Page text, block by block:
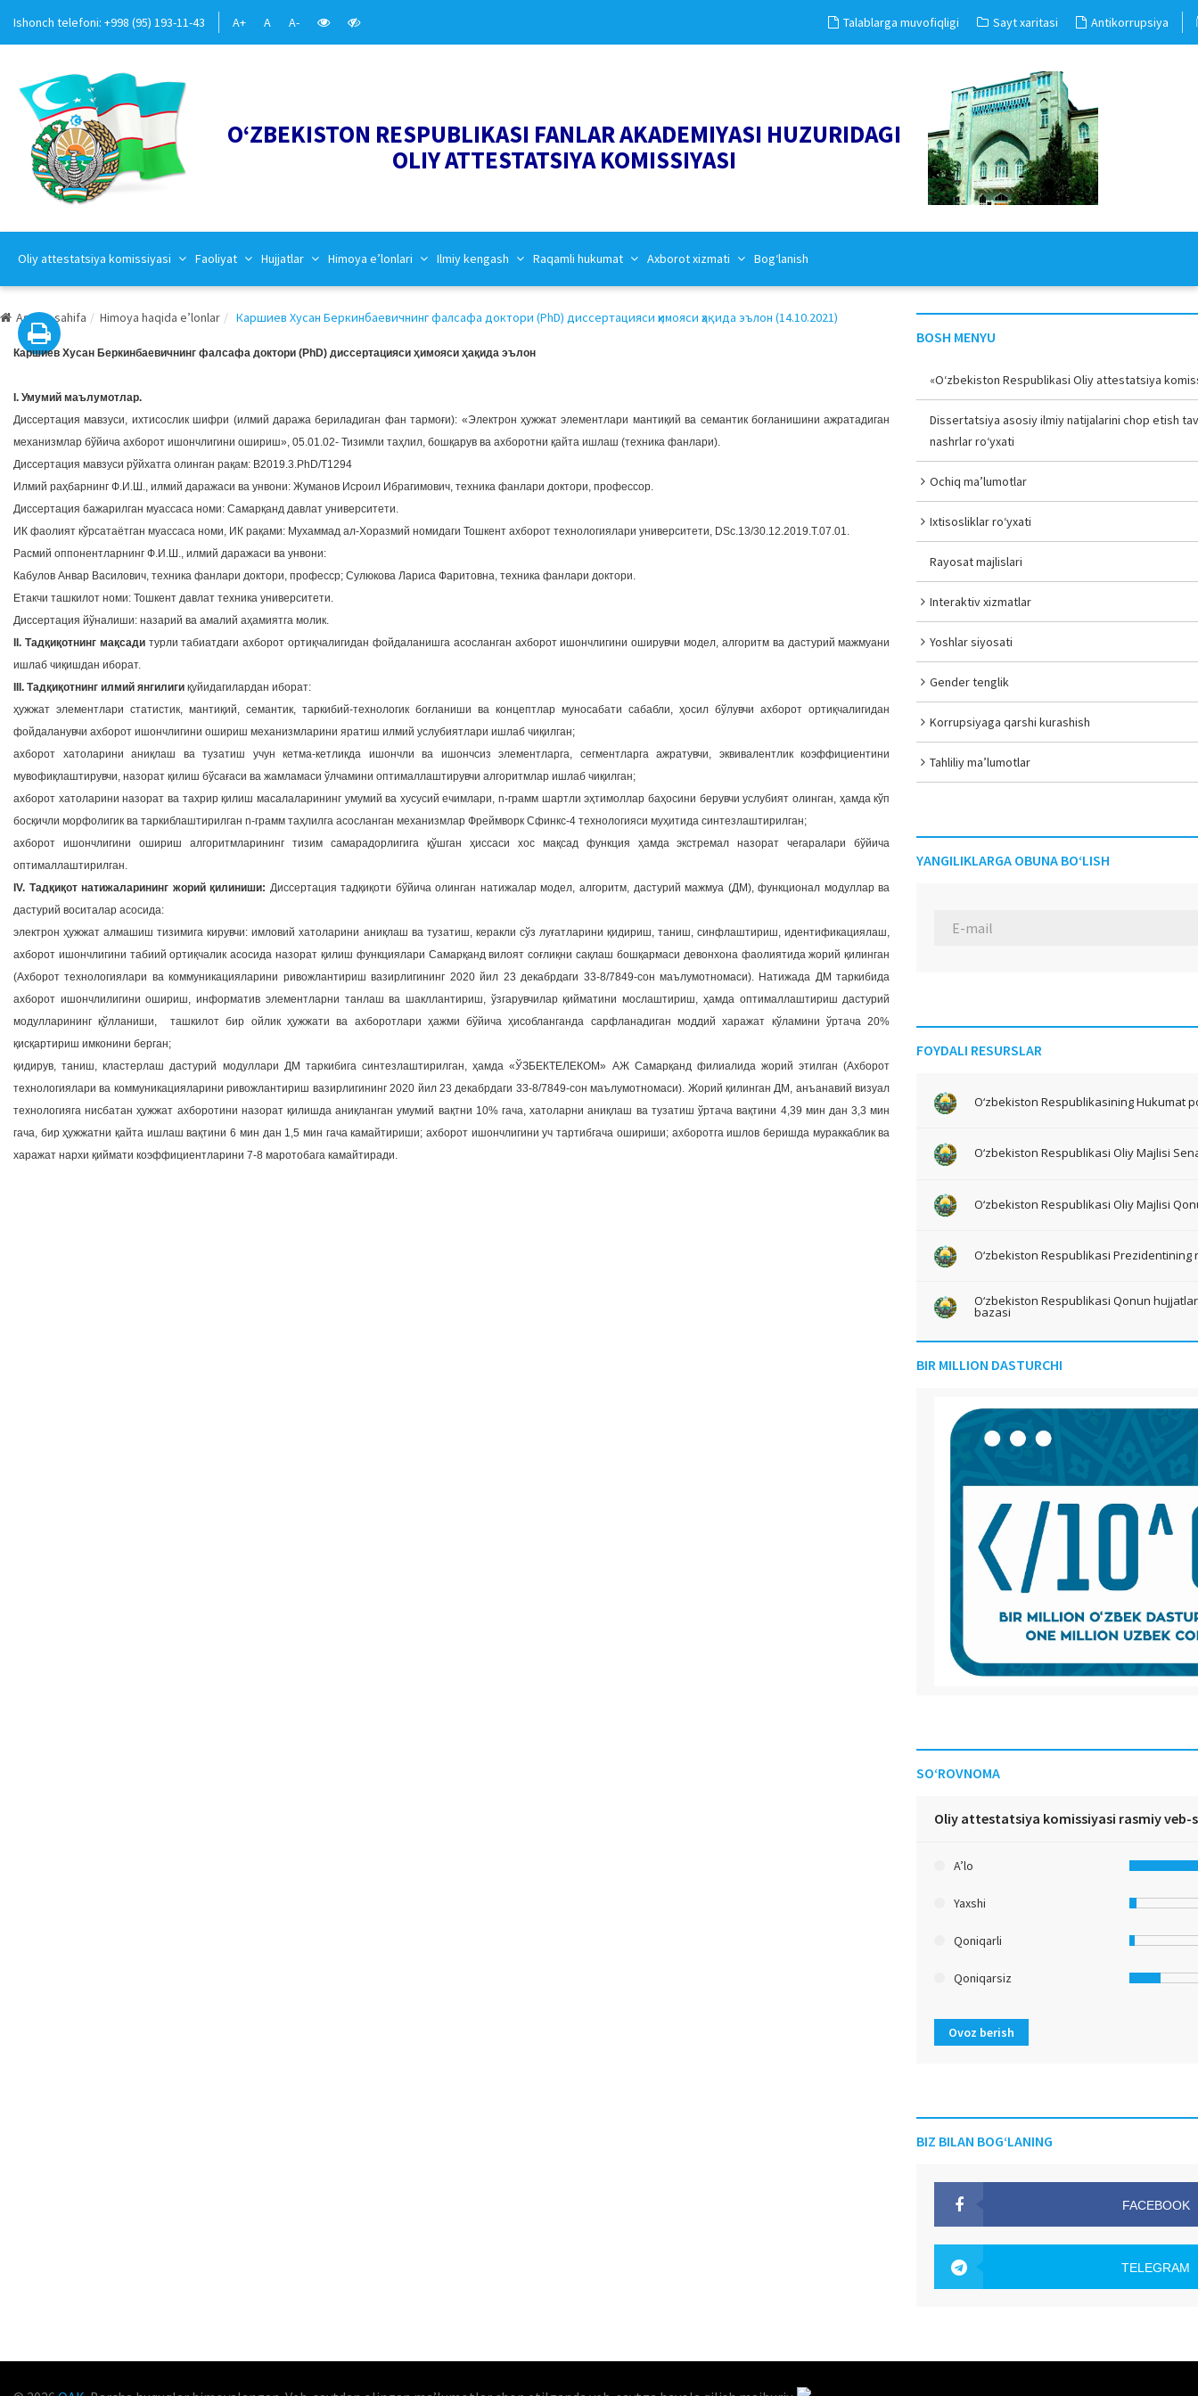
Ishonch telefoni: +998 (95) 193-11-43 A+ A A- Talablarga muvofiqligi Sayt xaritasi Antikorrupsiya
O‘ZBEKISTON RESPUBLIKASI FANLAR AKADEMIYASI HUZURIDAGI
OLIY ATTESTATSIYA KOMISSIYASI
Oliy attestatsiya komissiyasi Faoliyat Hujjatlar Himoya e’lonlari Ilmiy kengash Raqamli hukumat Axborot xizmati Bog‘lanish
Asosiy sahifa Himoya haqida e’lonlar Каршиев Хусан Беркинбаевичнинг фалсафа доктори (PhD) диссертацияси ҳимояси ҳақида эълон (14.10.2021)
Каршиев Хусан Беркинбаевичнинг фалсафа доктори (PhD) диссертацияси ҳимояси ҳақида эълон
I. Умумий маълумотлар.
Диссертация мавзуси, ихтисослик шифри (илмий даража бериладиган фан тармоғи): «Электрон ҳужжат элементлари мантиқий ва семантик боғланишини ажратадиган
механизмлар бўйича ахборот ишончлигини ошириш», 05.01.02- Тизимли таҳлил, бошқарув ва ахборотни қайта ишлаш (техника фанлари).
Диссертация мавзуси рўйхатга олинган рақам: В2019.3.PhD/T1294
Илмий раҳбарнинг Ф.И.Ш., илмий даражаси ва унвони: Жуманов Исроил Ибрагимович, техника фанлари доктори, профессор.
Диссертация бажарилган муассаса номи: Самарқанд давлат университети.
ИК фаолият кўрсатаётган муассаса номи, ИК рақами: Мухаммад ал-Хоразмий номидаги Тошкент ахборот технологиялари университети, DSc.13/30.12.2019.T.07.01.
Расмий оппонентларнинг Ф.И.Ш., илмий даражаси ва унвони:
Кабулов Анвар Василович, техника фанлари доктори, професср; Сулюкова Лариса Фаритовна, техника фанлари доктори.
Етакчи ташкилот номи: Тошкент давлат техника университети.
Диссертация йўналиши: назарий ва амалий аҳамиятга молик.
II. Тадқиқотнинг мақсадитурли табиатдаги ахборот ортиқчалигидан фойдаланишга асосланган ахборот ишончлигини оширувчи модел, алгоритм ва дастурий мажмуани
ишлаб чиқишдан иборат.
III. Тадқиқотнинг илмий янгилиги қуйидагилардан иборат:
ҳужжат элементлари статистик, мантиқий, семантик, таркибий-технологик боғланиши ва концептлар муносабати сабабли, ҳосил бўлувчи ахборот ортиқчалигидан
фойдаланувчи ахборот ишончлигини ошириш механизмларини яратиш илмий услубиятлари ишлаб чиқилган;
ахборот хатоларини аниқлаш ва тузатиш учун кетма-кетликда ишончли ва ишончсиз элементларга, сегментларга ажратувчи, эквивалентлик коэффициентини
мувофиқлаштирувчи, назорат қилиш бўсағаси ва жамламаси ўлчамини оптималлаштирувчи алгоритмлар ишлаб чиқилган;
ахборот хатоларини назорат ва тахрир қилиш масалаларининг умумий ва хусусий ечимлари, n-грамм шартли эҳтимоллар баҳосини берувчи услубият олинган, ҳамда кўп
босқичли морфолигик ва таркиблаштирилган n-грамм таҳлилга асосланган механизмлар Фреймворк Сфинкс-4 технологияси муҳитида синтезлаштирилган;
ахборот ишончлигини ошириш алгоритмларининг тизим самарадорлигига қўшган ҳиссаси хос мақсад функция ҳамда экстремал назорат чегаралари бўйича
оптималлаштирилган.
IV. Тадқиқот натижаларининг жорий қилиниши: Диссертация тадқиқоти бўйича олинган натижалар модел, алгоритм, дастурий мажмуа (ДМ), функционал модуллар ва
дастурий воситалар асосида:
электрон ҳужжат алмашиш тизимига кирувчи: имловий хатоларини аниқлаш ва тузатиш, керакли сўз луғатларини қидириш, таниш, синфлаштириш, идентификациялаш,
ахборот ишончлигини табиий ортиқчалик асосида назорат қилиш функциялари Самарқанд вилоят соғлиқни сақлаш бошқармаси девонхона фаолиятида жорий қилинган
(Ахборот технологиялари ва коммуникацияларини ривожлантириш вазирлигининг 2020 йил 23 декабрдаги 33-8/7849-сон маълумотномаси). Натижада ДМ таркибида
ахборот ишончлилигини ошириш, информатив элементларни танлаш ва шакллантириш, ўзгарувчилар қийматини мослаштириш, ҳамда оптималлаштириш дастурий
модулларининг қўлланиши, ташкилот бир ойлик ҳужжати ва ахборотлари ҳажми бўйича ҳисобланганда сарфланадиган моддий харажат кўламини ўртача 20%
қисқартириш имконини берган;
қидирув, таниш, кластерлаш дастурий модуллари ДМ таркибига синтезлаштирилган, ҳамда «ЎЗБЕКТЕЛЕКОМ» АЖ Самарқанд филиалида жорий этилган (Ахборот
технологиялари ва коммуникацияларини ривожлантириш вазирлигининг 2020 йил 23 декабрдаги 33-8/7849-сон маълумотномаси). Жорий қилинган ДМ, анъанавий визуал
технологияга нисбатан ҳужжат ахборотини назорат қилишда аниқланган умумий вақтни 10% гача, хатоларни аниқлаш ва тузатиш ўртача вақтини 4,39 мин дан 3,3 мин
гача, бир ҳужжатни қайта ишлаш вақтини 6 мин дан 1,5 мин гача камайтириши; ахборот ишончлигини уч тартибгача ошириши; ахборотга ишлов беришда мураккаблик ва
харажат нархи қиймати коэффициентларини 7-8 маротобага камайтиради.
BOSH MENYU
«O‘zbekiston Respublikasi Oliy attestatsiya
Dissertatsiya asosiy ilmiy natijalarini chop etish
nashrlar ro‘yxati
Ochiq ma’lumotlar
Ixtisosliklar ro‘yxati
Rayosat majlislari
Interaktiv xizmatlar
Yoshlar siyosati
Gender tenglik
Korrupsiyaga qarshi kurashish
Tahliliy ma’lumotlar
YANGILIKLARGA OBUNA BO‘LISH
FOYDALI RESURSLAR
O‘zbekiston Respublikasining Hukumat
O‘zbekiston Respublikasi Oliy Majlisi
O‘zbekiston Respublikasi Oliy Majlisi
O‘zbekiston Respublikasi Prezidentining
O‘zbekiston Respublikasi Qonun
bazasi
BIR MILLION DASTURCHI
SO‘ROVNOMA
Oliy attestatsiya komissiyasi rasmiy
A’lo
Yaxshi
Qoniqarli
Qoniqarsiz
Ovoz berish
BIZ BILAN BOG‘LANING
FACEBOOK
TELEGRAM